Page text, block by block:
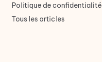
Politique de confidentialité
Tous les articles